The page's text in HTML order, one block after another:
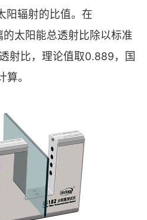
阳辐射的比值。在
太阳能总透射比除以标准
射比，理论值取0.889，国
。